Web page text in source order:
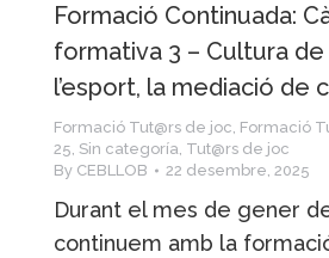
Formació Continuada:
formativa 3 – Cultura de
l’esport, la mediació de
Formació Tut@rs de joc, Formació
25, Sin categoría, Tut@rs de joc
By CEBLLOB 22 desembre, 2025
Durant el mes de gener
continuem amb la